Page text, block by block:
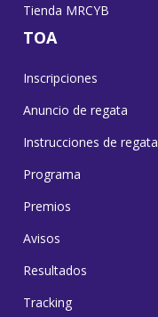
Tienda MRCYB
TOA
Inscripciones
Anuncio de regata
Instrucciones de regata
Programa
Premios
Avisos
Resultados
Tracking